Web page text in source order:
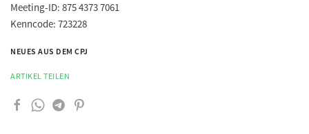
Meeting-ID: 875 4373 7061
Kenncode: 723228
NEUES AUS DEM CPJ
ARTIKEL TEILEN